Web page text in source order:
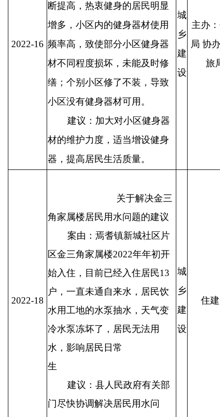
2022-16
断提高，热衷健身的居民明显
增多，小区内的健身器材使用
频率高，致使部分小区健身器
材不同程度损坏，未能及时修
缮；个别小区修了不装，导致
小区没有健身器材可用。
建议：加大对小区健身器
材的维护力度，适当增设健身
器，提高居民生活质量。
城
乡
建
设
主办
局 协
旅
2022-18
关于解决金三
角家属楼居民用水问题的建议
案由：焉耆镇新城社区片
区金三角家属楼2022年年初开
始入住，目前已经入住居民13
户，一直未通自来水，居民饮
水用工地的水泵抽水， 天气变
冷水泵冻坏了，居民无法用
水，影响居民日常
生
建议：县人民政府有关部
门尽快协调解决居民用水问
城
乡
建
设
住